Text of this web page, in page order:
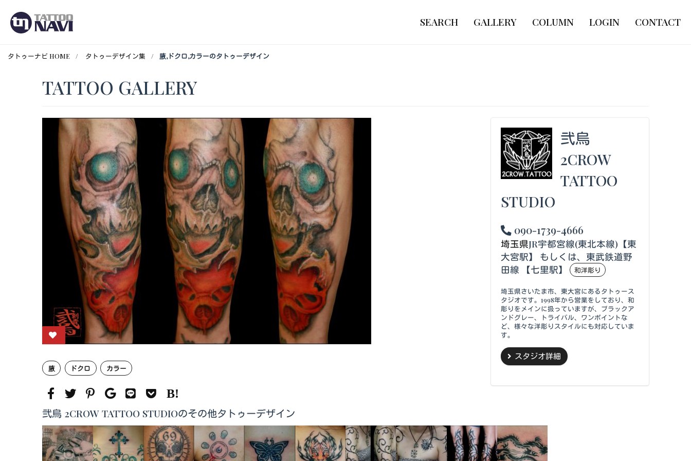
SEARCH GALLERY COLUMN LOGIN CONTACT
タトゥーナビ HOME タトゥーデザイン集 腋,ドクロ,カラーのタトゥーデザイン
TATTOO GALLERY
弐烏
2CROW
TATTOO
STUDIO
090-1739-4666
埼玉県JR宇都宮線(東北本線)【東
大宮駅】 もしくは、東武鉄道野
田線 【七里駅】 和洋彫り
埼玉県さいたま市、東大宮にあるタトゥース
タジオです。1998年から営業をしており、和
彫りをメインに扱っていますが、ブラックア
ンドグレー、トライバル、ワンポイントな
ど、様々な洋彫りスタイルにも対応していま
す。
スタジオ詳細
腋 ドクロ カラー
弐烏 2CROW TATTOO STUDIOのその他タトゥーデザイン